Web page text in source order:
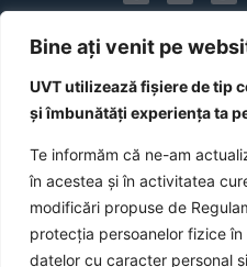
Bine ați venit pe
UVT utilizează fișiere de tip
și îmbunătăți experiența ta
Te informăm că ne-am
în acestea și în activitatea
modificări propuse de
protecția persoanelor fizice
datelor cu caracter personal